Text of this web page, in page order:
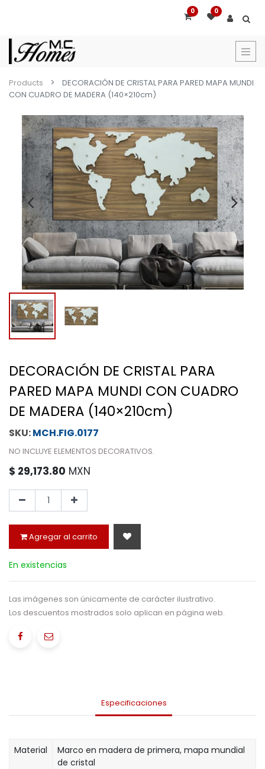
0 0
Products
DECORACIÓN DE CRISTAL PARA PARED MAPA MUNDI
CON CUADRO DE MADERA (140×210cm)
DECORACIÓN DE CRISTAL PARA
PARED MAPA MUNDI CON CUADRO
DE MADERA (140×210cm)
MCH.FIG.0177
NO INCLUYE ELEMENTOS DECORATIVOS.
$ 29,173.80 MXN
Agregar al carrito
En existencias
Las imágenes son únicamente de carácter ilustrativo.
Los descuentos mostrados solo aplican en página web.
Especificaciones
Material
Marco en madera de primera, mapa mundial
de cristal